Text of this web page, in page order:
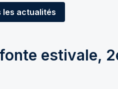
les actualités
estivale,